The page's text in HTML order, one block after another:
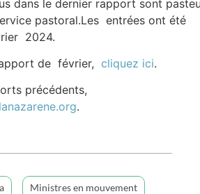
dans le dernier rapport sont
pastoral.Les entrées ont été
2024.
de février, cliquez ici.
précédents,
.
Ministres en mouvement